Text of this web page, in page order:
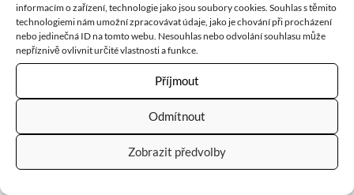
informacím o zařízení, technologie jako jsou soubory cookies. Souhlas s těmito
technologiemi nám umožní zpracovávat údaje, jako je chování při procházení
nebo jedinečná ID na tomto webu. Nesouhlas nebo odvolání souhlasu může
nepříznivě ovlivnit určité vlastnosti a funkce.
Příjmout
Odmítnout
Zobrazit předvolby
korálů probouzí vášeň i lásku. Ze zdravotních účinků je
používán pro zmírnění problémů s ledvinami a močovým
měchýřem, trávicím ústrojím nebo pro regeneraci tkání a
hojení ran. Vyrovnává nepravidelnost menstruace, příznivě
působí při léčbě neplodnosti a během těhotenství
ochraňuje plod. Doporučuje se proto jako talisman a
ochrana během rizikového těhotenství a také během
porodu, jelikož by měl usnadňovat jeho průběh. Dále